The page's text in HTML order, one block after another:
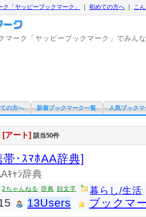
「ヤッピーブックマーク」 初めての方へ
こ
マーク「ヤッピーブックマーク」でみん
の方へ 新着ブックマーク一覧 人気ブックマ
[アート] 該当50件
･ｽﾏﾎAA辞典]
ｷｬﾗ辞典
2ちゃんねる 辞典 顔文字 暮らし/生活
13Users ブックマ